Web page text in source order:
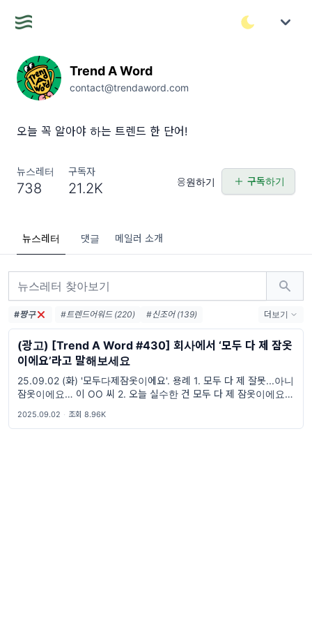
Trend A Word
contact@trendaword.com
오늘 꼭 알아야 하는 트렌드 한 단어!
뉴스레터
738
구독자
21.2K 응원하기 구독하기
뉴스레터 댓글 메일러 소개
#짱구 #트렌드어워드 (220)
#신조어 (139)
#trendaword (117)
#유행어 (57)
#휴재 (29)
#트렌드어워드레터 (26)
#요즘밈 (26)
#트렌드어워드뉴스레터 (26)
#밈 (24)
#MZ세대 (23)
#7월밈 (21)
#밈추천 (21)
#밈뜻 (19) #하루휴재 (18)
더보기
(광고) [Trend A Word #430] 회사에서 ‘모두 다 제 잠옷
이에요’라고 말해보세요
25.09.02 (화) '모두다제잠옷이에요'. 용례 1. 모두 다 제 잘못...아니
잠옷이에요… 이 OO 씨 2. 오늘 실수한 건 모두 다 제 잠옷이에요 표
2025.09.02 · 조회 8.96K